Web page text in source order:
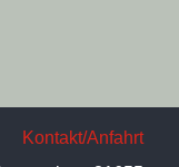
Kontakt/Anfahrt